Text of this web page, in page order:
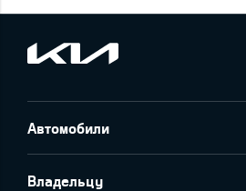
Автомобили
Владельцу